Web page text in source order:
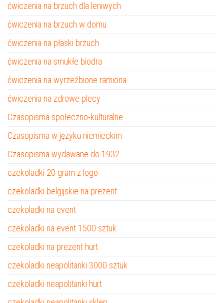
ćwiczenia na brzuch dla leniwych
ćwiczenia na brzuch w domu
ćwiczenia na płaski brzuch
ćwiczenia na smukłe biodra
ćwiczenia na wyrzeźbione ramiona
ćwiczenia na zdrowe plecy
Czasopisma społeczno-kulturalne
Czasopisma w języku niemieckim
Czasopisma wydawane do 1932
czekoladki 20 gram z logo
czekoladki belgijskie na prezent
czekoladki na event
czekoladki na event 1500 sztuk
czekoladki na prezent hurt
czekoladki neapolitanki 3000 sztuk
czekoladki neapolitanki hurt